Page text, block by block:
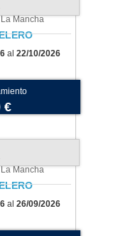
Mancha
al 22/10/2026
€
Mancha
al 26/09/2026